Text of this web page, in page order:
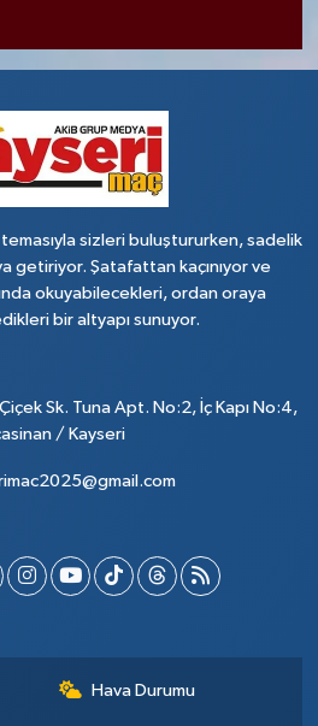
sizleri buluştururken, sadelik
getiriyor. Şatafattan kaçınıyor ve
okuyabilecekleri, ordan oraya
bir altyapı sunuyor.
Sk. Tuna Apt. No:2, İç Kapı No:4,
/ Kayseri
Hava Durumu